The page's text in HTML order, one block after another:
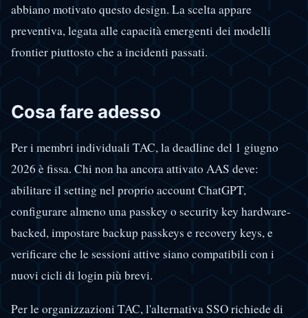
abbiano motivato questo design. La scelta appare
preventiva, legata alle capacità emergenti dei modelli
frontier piuttosto che a incidenti passati.
Cosa fare adesso
Per i membri individuali TAC, la deadline del 1 giugno
2026 è fissa. Chi non ha ancora attivato AAS deve:
abilitare il setting nel proprio account ChatGPT,
configurare almeno una passkey o security key hardware-
backed, impostare backup passkeys e recovery keys, e
verificare che le sessioni attive siano compatibili con i
nuovi cicli di login più brevi.
Per le organizzazioni TAC, l'alternativa SSO richiede di